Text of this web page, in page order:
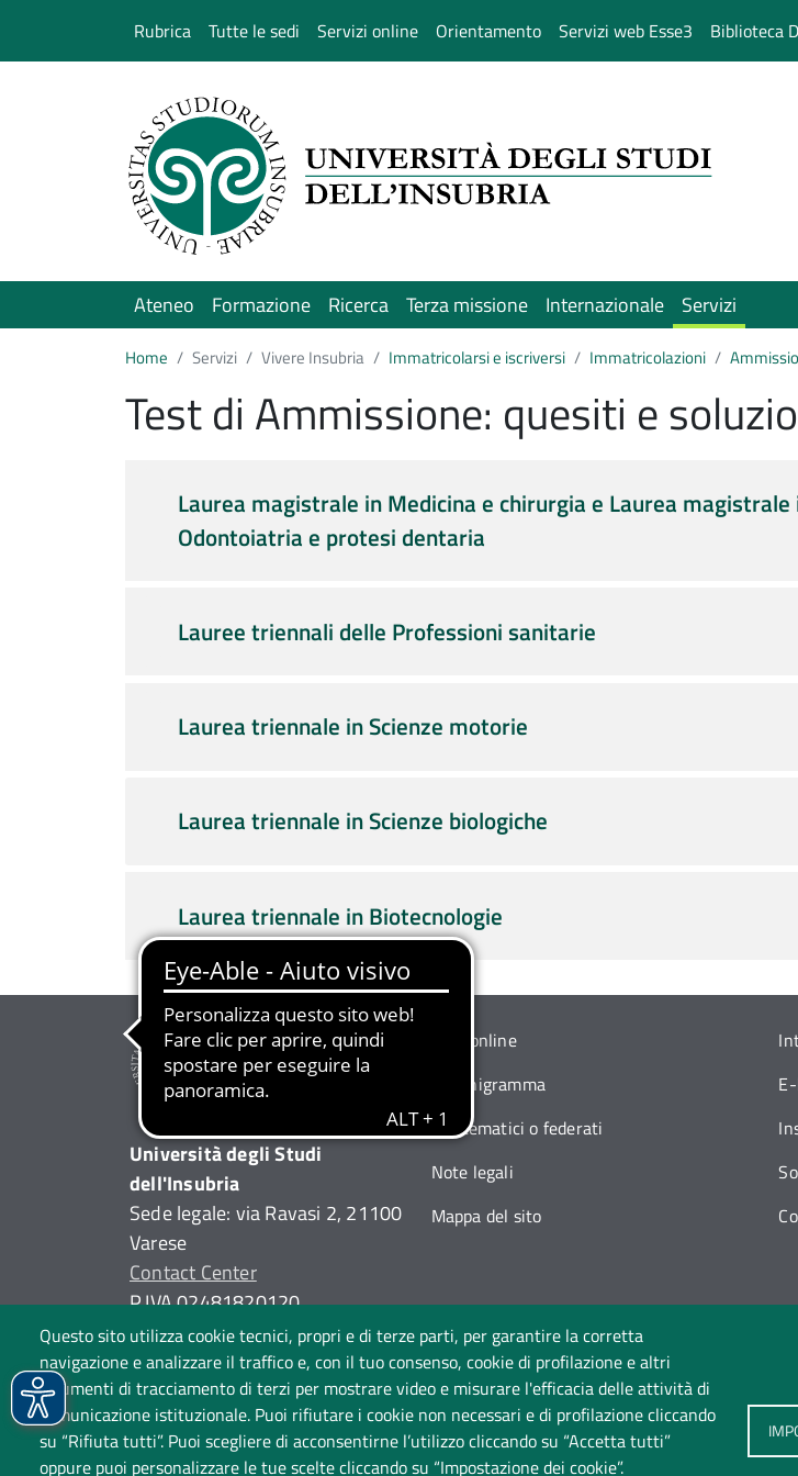
Rubrica Tutte le sedi Servizi online Orientamento Servizi web Esse3 Biblioteca
Ateneo Formazione Ricerca Terza missione Internazionale Servizi
Home Servizi Vivere Insubria Immatricolarsi e iscriversi Immatricolazioni
Test di Ammissione: quesiti e
Laurea magistrale in Medicina e chirurgia e Laurea magistrale
Odontoiatria e protesi dentaria
Lauree triennali delle Professioni sanitarie
Laurea triennale in Scienze motorie
Laurea triennale in Scienze biologiche
Laurea triennale in Biotecnologie
Questo sito utilizza cookie tecnici, propri e di terze parti, per garantire la corretta
navigazione e analizzare il traffico e, con il tuo consenso, cookie di profilazione e altri
strumenti di tracciamento di terzi per mostrare video e misurare l'efficacia delle attività di
comunicazione istituzionale. Puoi rifiutare i cookie non necessari e di profilazione cliccando
su “Rifiuta tutti”. Puoi scegliere di acconsentirne l’utilizzo cliccando su “Accetta tutti”
oppure puoi personalizzare le tue scelte cliccando su “Impostazione dei cookie”.
Università degli Studi
dell'Insubria
Sede legale: via Ravasi 2, 21100
Varese
Contact Center
P.IVA 02481820120
(C.F. 95039180120)
PEC: ateneo@pec.uninsubria.it
(vedi le altre caselle )
Albo online
Organigramma
Siti tematici o federati
Note legali
Mappa del sito
Seguici su